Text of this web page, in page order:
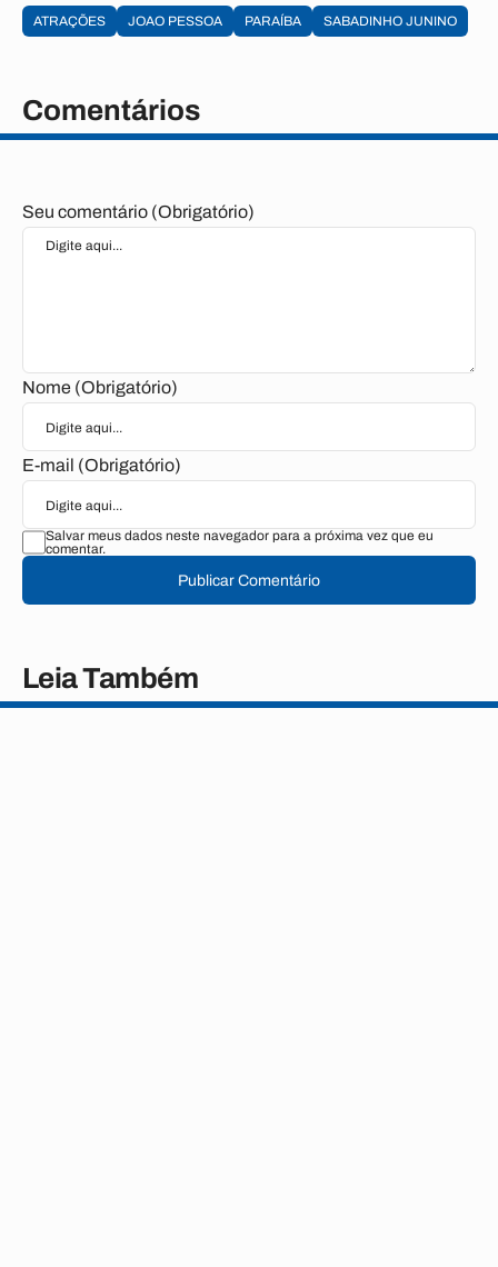
ATRAÇÕES JOAO PESSOA PARAÍBA SABADINHO JUNINO
Comentários
Seu comentário (Obrigatório)
Nome (Obrigatório)
E-mail (Obrigatório)
Salvar meus dados neste navegador para a próxima vez que eu
comentar.
Publicar Comentário
Leia Também